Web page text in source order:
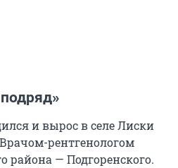
и вырос в селе Лиски
рентгенологом
района — Подгоренского.